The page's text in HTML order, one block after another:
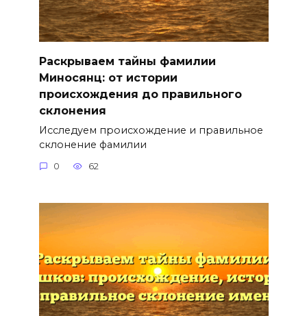
Раскрываем тайны фамилии
Миносянц: от истории
происхождения до правильного
склонения
Исследуем происхождение и правильное
склонение фамилии
0 62